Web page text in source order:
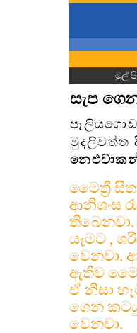
මුල්
සැප
මුදලිවත්ත
මෛත්‍රී
ආනිශංස
යෑමට ,
වෙනවා.
ඇතිව
ඒ නිසා
ගෙන
වෙනවා.